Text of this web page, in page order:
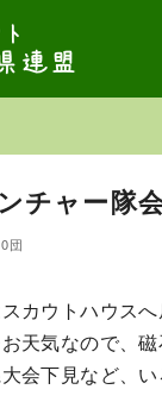
チャー隊
団
カウトハウス
天気なので、
会下見など、い